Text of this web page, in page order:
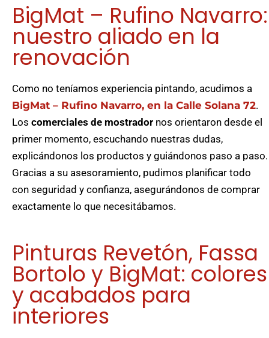
BigMat – Rufino Navarro:
nuestro aliado en la
renovación
Como no teníamos experiencia pintando, acudimos a
BigMat – Rufino Navarro, en la Calle Solana 72.
Los comerciales de mostrador nos orientaron desde el
primer momento, escuchando nuestras dudas,
explicándonos los productos y guiándonos paso a paso.
Gracias a su asesoramiento, pudimos planificar todo
con seguridad y confianza, asegurándonos de comprar
exactamente lo que necesitábamos.
Pinturas Revetón, Fassa
Bortolo y BigMat: colores
y acabados para
interiores